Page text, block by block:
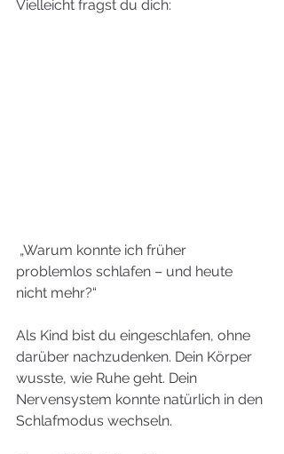
Vielleicht fragst du dich:
„Warum konnte ich früher
problemlos schlafen – und heute
nicht mehr?“
Als Kind bist du eingeschlafen, ohne
darüber nachzudenken. Dein Körper
wusste, wie Ruhe geht. Dein
Nervensystem konnte natürlich in den
Schlafmodus wechseln.